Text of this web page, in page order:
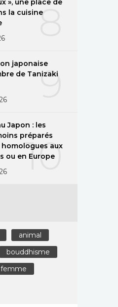
8
», une place de
la cuisine
9
japonaise
de Tanizaki
10
Japon : les
préparés
homologues aux
ou en Europe
animal
bouddhisme
femme